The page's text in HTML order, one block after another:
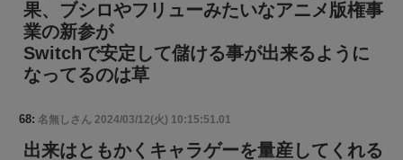
果、ブシロやフリューみたいなアニメ版権事
業の新参が
Switchで安定して儲ける事が出来るように
なってるのは草
68: 名無しさん 2024/03/12(火) 10:15:51.01
出来はともかくキャラゲーを量産してくれる